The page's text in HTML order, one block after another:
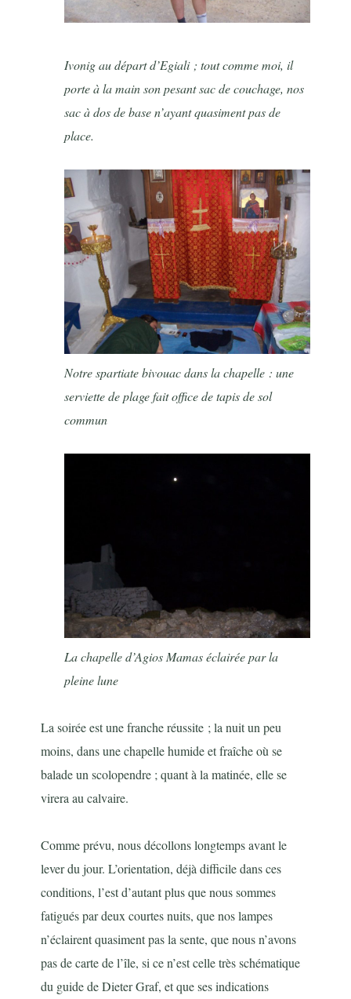
Ivonig au départ d’Egiali ; tout comme moi, il
porte à la main son pesant sac de couchage, nos
sac à dos de base n’ayant quasiment pas de
place.
Notre spartiate bivouac dans la chapelle : une
serviette de plage fait office de tapis de sol
commun
La chapelle d’Agios Mamas éclairée par la
pleine lune
La soirée est une franche réussite ; la nuit un peu
moins, dans une chapelle humide et fraîche où se
balade un scolopendre ; quant à la matinée, elle se
virera au calvaire.
Comme prévu, nous décollons longtemps avant le
lever du jour. L’orientation, déjà difficile dans ces
conditions, l’est d’autant plus que nous sommes
fatigués par deux courtes nuits, que nos lampes
n’éclairent quasiment pas la sente, que nous n’avons
pas de carte de l’île, si ce n’est celle très schématique
du guide de Dieter Graf, et que ses indications